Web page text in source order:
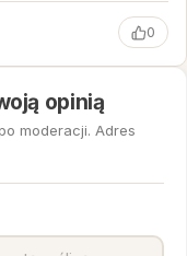
0
opinią
moderacji. Adres